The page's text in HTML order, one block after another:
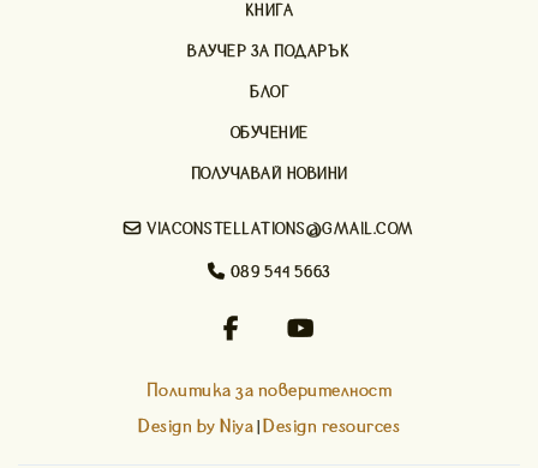
КНИГА
ВАУЧЕР ЗА ПОДАРЪК
БЛОГ
ОБУЧЕНИЕ
ПОЛУЧАВАЙ НОВИНИ
VIACONSTELLATIONS@GMAIL.COM
 089 544 5663
 
Политика за поверителност
Design by Niya Design resources